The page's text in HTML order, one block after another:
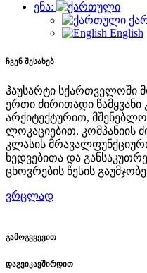
ენა:
English
ჩვენ შესახებ
ჰაუსარტი სქართველოში
ერთი ძირითადი წამყვანი
არქიტექტურით,
ლოკაციებით. კომპანიის
კლასის
ხედვებითა და
ცხოვრების წესის
ვრცლად
გამოგვყევით
დაგვიკავშირდით